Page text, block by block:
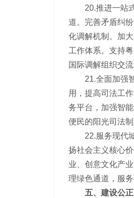
20.推进一站式
道。完善矛盾纠
化调解机制。加
工作体系。支持
国际调解组织交
21.全面加强智
用，提高司法工
务平台，加强智
便民的阳光司法
22.服务现代城
扬社会主义核心
业、创意文化产
理绿色通道，服
五、建设公正